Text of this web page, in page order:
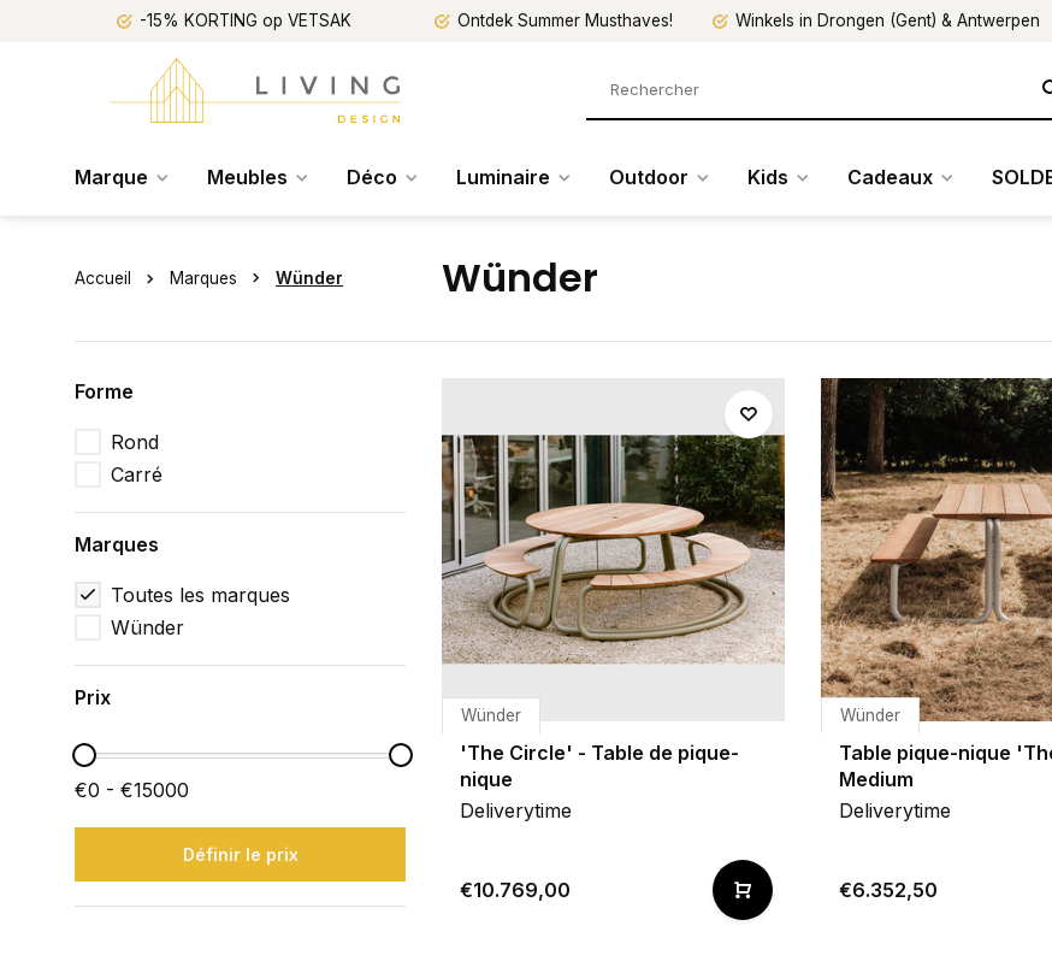
-15% KORTING op VETSAK Ontdek Summer Musthaves! Winkels in Drongen (Gent) & Antwerpen
Marque Meubles Déco Luminaire Outdoor Kids Cadeaux
Accueil Marques Wünder Wünder
Forme
Rond
Carré
Marques
Toutes les marques
Wünder
Prix
€0 - €15000
Définir le prix
Wünder
'The Circle' - Table de pique-
nique
Deliverytime
€10.769,00
Wünder
Table pique-nique
Medium
Deliverytime
€6.352,50